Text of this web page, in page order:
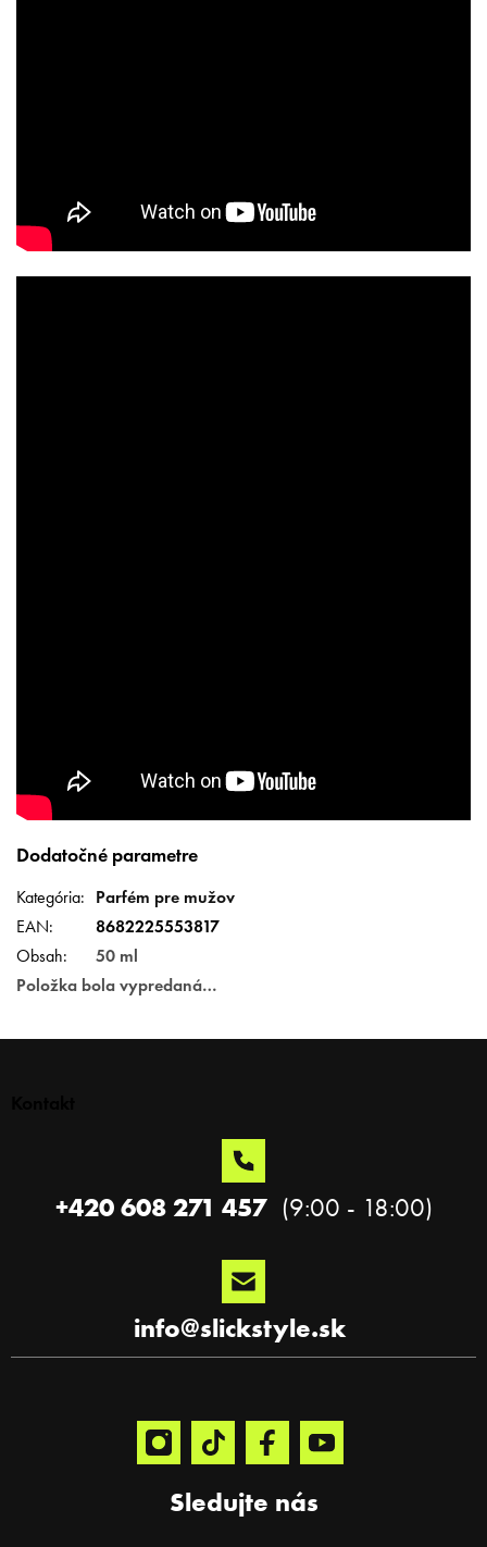
Dodatočné parametre
Kategória:
Parfém pre mužov
EAN:
8682225553817
Obsah:
50 ml
Položka bola vypredaná…
Sledujte nás
info@slickstyle.sk
+420 608 271 457